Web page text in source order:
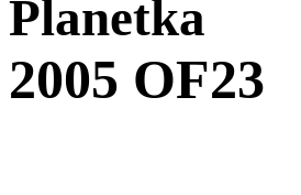
Planetka
2005 OF23